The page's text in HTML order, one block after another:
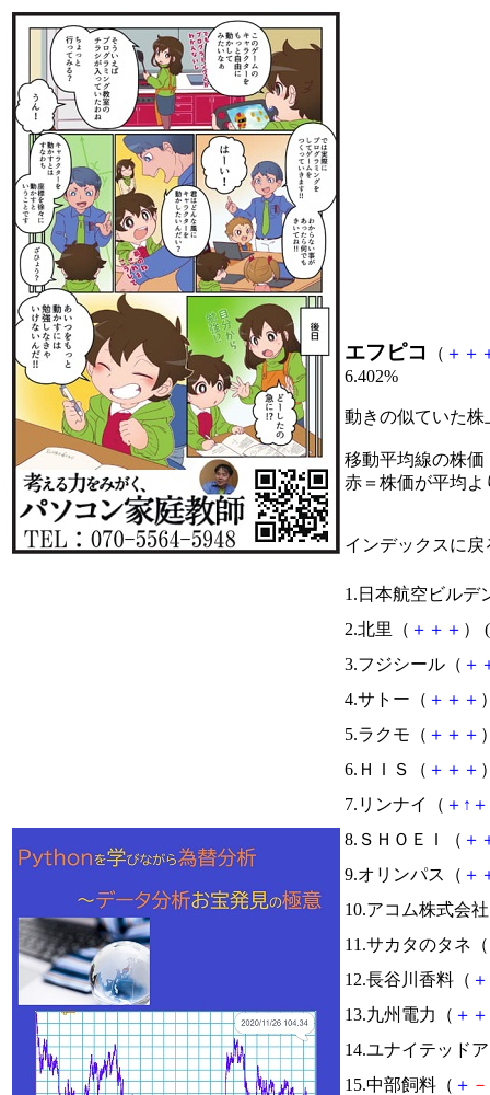
エフピコ （ ＋ ＋
6.402%
動きの似ていた
移動平均線の株価
赤＝株価が平均
インデックスに戻
1.日本航空ビルデ
2.北里（ ＋ ＋ ＋ ） (
3.フジシール（ ＋
4.サトー（ ＋ ＋ ＋
5.ラクモ（ ＋ ＋ ＋
6.ＨＩＳ（ ＋ ＋ ＋
7.リンナイ（ ＋ ↑ ＋
8.ＳＨＯＥＩ（ ＋
9.オリンパス（ ＋
10.アコム株式会
11.サカタのタネ（
12.長谷川香料（ ＋
13.九州電力（ ＋ ＋
14.ユナイテッド
15.中部飼料（ ＋ －